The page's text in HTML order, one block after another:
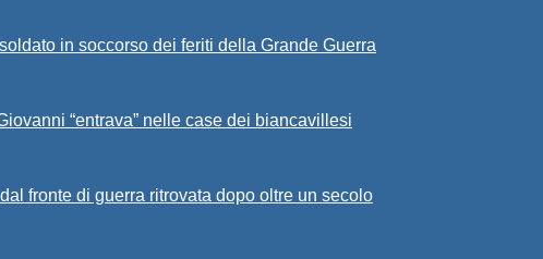
in soccorso dei feriti della Grande Guerra
“entrava” nelle case dei biancavillesi
fronte di guerra ritrovata dopo oltre un secolo